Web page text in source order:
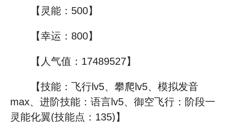
【灵能：500】
【幸运：800】
【人气值：17489527】
【技能：飞行lv5、攀爬lv5、模拟发音
max、进阶技能：语言lv5、御空飞行：阶段一
灵能化翼(技能点：135)】